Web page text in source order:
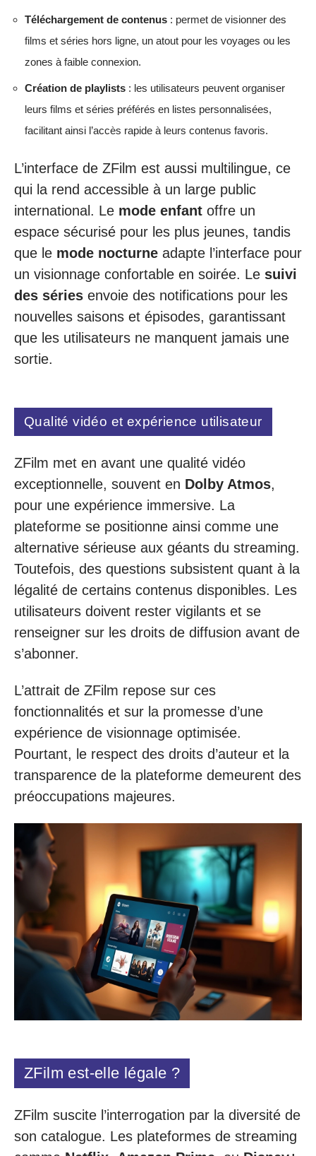
Téléchargement de contenus : permet de visionner des
films et séries hors ligne, un atout pour les voyages ou les
zones à faible connexion.
Création de playlists : les utilisateurs peuvent organiser
leurs films et séries préférés en listes personnalisées,
facilitant ainsi l’accès rapide à leurs contenus favoris.
L’interface de ZFilm est aussi multilingue, ce
qui la rend accessible à un large public
international. Le mode enfant offre un
espace sécurisé pour les plus jeunes, tandis
que le mode nocturne adapte l’interface pour
un visionnage confortable en soirée. Le suivi
des séries envoie des notifications pour les
nouvelles saisons et épisodes, garantissant
que les utilisateurs ne manquent jamais une
sortie.
Qualité vidéo et expérience utilisateur
ZFilm met en avant une qualité vidéo
exceptionnelle, souvent en Dolby Atmos,
pour une expérience immersive. La
plateforme se positionne ainsi comme une
alternative sérieuse aux géants du streaming.
Toutefois, des questions subsistent quant à la
légalité de certains contenus disponibles. Les
utilisateurs doivent rester vigilants et se
renseigner sur les droits de diffusion avant de
s’abonner.
L’attrait de ZFilm repose sur ces
fonctionnalités et sur la promesse d’une
expérience de visionnage optimisée.
Pourtant, le respect des droits d’auteur et la
transparence de la plateforme demeurent des
préoccupations majeures.
ZFilm est-elle légale ?
ZFilm suscite l’interrogation par la diversité de
son catalogue. Les plateformes de streaming